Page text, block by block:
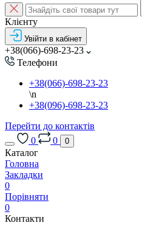
Клієнту
Увійти в кабінет
+38(066)-698-23-23
Телефони
+38(066)-698-23-23
\n
+38(096)-698-23-23
Перейти до контактів
0
0 0
Каталог
Головна
Закладки
0
Порівняти
0
Контакти